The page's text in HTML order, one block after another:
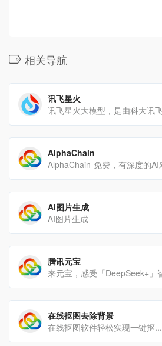
相关导航
讯飞星火
AlphaChain
AI图片生成
AI图片生成
腾讯元宝
在线抠图去除背景
在线抠图软件轻松实现一键抠...